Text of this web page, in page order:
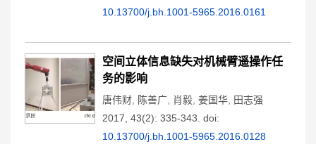
10.13700/j.bh.1001-5965.2016.0161
空间立体信息缺失对机械臂遥操作任
务的影响
唐伟财 陈善广 肖毅 姜国华
田志强
2017, 43(2): 335-343. doi:
10.13700/j.bh.1001-5965.2016.0128